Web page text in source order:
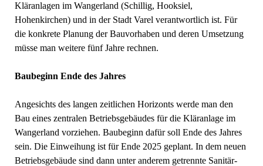
Kläranlagen im Wangerland (Schillig, Hooksiel,
Hohenkirchen) und in der Stadt Varel verantwortlich ist. Für
die konkrete Planung der Bauvorhaben und deren Umsetzung
müsse man weitere fünf Jahre rechnen.
Baubeginn Ende des Jahres
Angesichts des langen zeitlichen Horizonts werde man den
Bau eines zentralen Betriebsgebäudes für die Kläranlage im
Wangerland vorziehen. Baubeginn dafür soll Ende des Jahres
sein. Die Einweihung ist für Ende 2025 geplant. In dem neuen
Betriebsgebäude sind dann unter anderem getrennte Sanitär-